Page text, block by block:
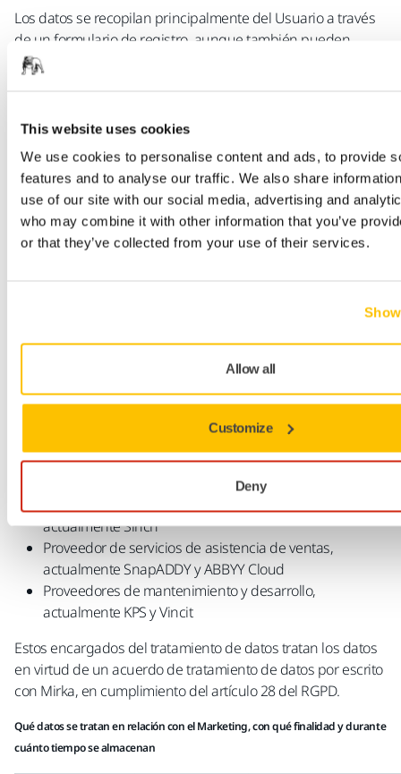
This website uses cookies
We use cookies to personalise content and ads, to provide
features and to analyse our traffic. We also share
use of our site with our social media, advertising and
who may combine it with other information that you’ve
or that they’ve collected from your use of their services.
Allow all
Customize
Deny
Los datos se recopilan principalmente del Usuario a través
de un formulario de registro, aunque también pueden
recopilarse algunos datos mediante el uso de myMirka. El
contacto.
Contactos de Ventas y Marketing
Mirka procesa datos personales de personas de contacto
("Contactos") de clientes actuales o potenciales en relación
Además del tratamiento por parte de las empresas del
externos para el tratamiento relacionado con las ventas y el
Proveedor de servicios en la nube y sistema CRM,
actualmente Sinch
Proveedor de servicios de asistencia de ventas,
actualmente SnapADDY y ABBYY Cloud
Proveedores de mantenimiento y desarrollo,
actualmente KPS y Vincit
Estos encargados del tratamiento de datos tratan los datos
en virtud de un acuerdo de tratamiento de datos por escrito
con Mirka, en cumplimiento del artículo 28 del RGPD.
Qué datos se tratan en relación con el Marketing, con qué finalidad y durante
cuánto tiempo se almacenan